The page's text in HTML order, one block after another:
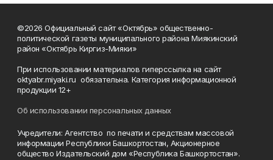
©2026 Официальный сайт «Октябрь» общественно-
политической газеты муниципального района Миякинский
район «Октябрь Киргиз-Мияки»
При использовании материалов гиперссылка на сайт
oktyabr.miyaki.ru обязательна. Категория информационной
продукции 12+
Об использовании персональных данных
Учредители: Агентство по печати и средствам массовой
информации Республики Башкортостан, Акционерное
общество Издательский дом «Республика Башкортостан».